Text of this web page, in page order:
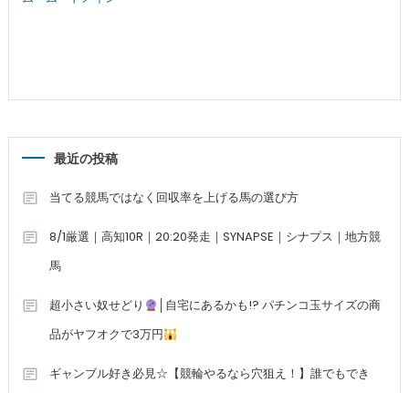
最近の投稿
当てる競馬ではなく回収率を上げる馬の選び方
8/1厳選｜高知10R｜20:20発走｜SYNAPSE｜シナプス｜地方競
馬
超小さい奴せどり
│自宅にあるかも!? パチンコ玉サイズの商
品がヤフオクで3万円
ギャンブル好き必見☆【競輪やるなら穴狙え！】誰でもでき